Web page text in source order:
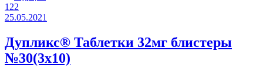
122
25.05.2021
Дупликс® Таблетки 32мг блистеры
№30(3x10)